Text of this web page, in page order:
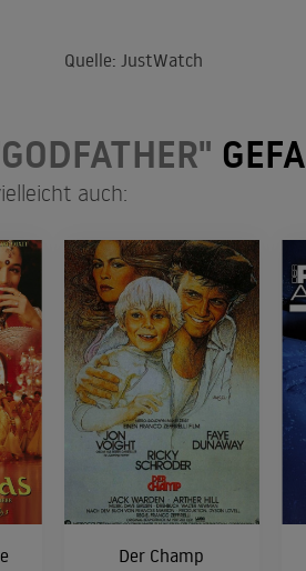
Quelle: JustWatch
auch:
Der Champ